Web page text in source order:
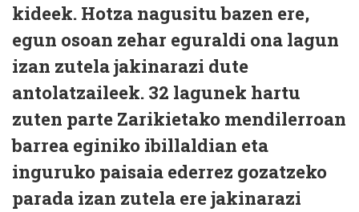
kideek. Hotza nagusitu bazen ere,
egun osoan zehar eguraldi ona lagun
izan zutela jakinarazi dute
antolatzaileek. 32 lagunek hartu
zuten parte Zarikietako mendilerroan
barrea eginiko ibillaldian eta
inguruko paisaia ederrez gozatzeko
parada izan zutela ere jakinarazi